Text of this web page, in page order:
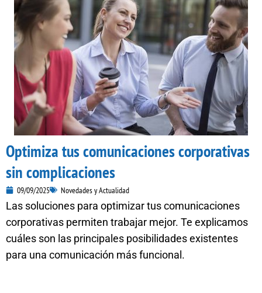
Optimiza tus comunicaciones corporativas
sin complicaciones
09/09/2025 Novedades y Actualidad
Las soluciones para optimizar tus comunicaciones
corporativas permiten trabajar mejor. Te explicamos
cuáles son las principales posibilidades existentes
para una comunicación más funcional.